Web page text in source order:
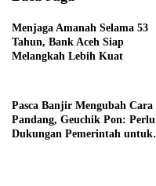
Menjaga Amanah Selama 53
Tahun, Bank Aceh Siap
Melangkah Lebih Kuat
Pasca Banjir Mengubah Cara
Pandang, Geuchik Pon: Perlu
Dukungan Pemerintah untuk